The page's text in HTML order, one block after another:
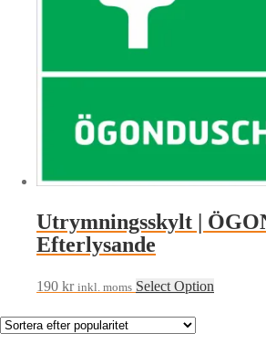
Utrymningsskylt |
Efterlysande
190 kr inkl. moms Select Option